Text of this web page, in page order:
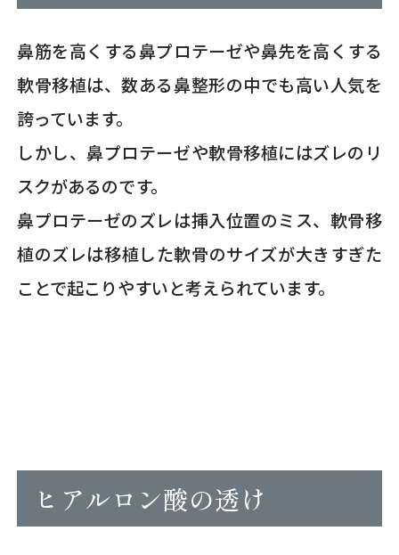
鼻筋を高くする鼻プロテーゼや鼻先を高くする
軟骨移植は、数ある鼻整形の中でも高い人気を
誇っています。
しかし、鼻プロテーゼや軟骨移植にはズレのリ
スクがあるのです。
鼻プロテーゼのズレは挿入位置のミス、軟骨移
植のズレは移植した軟骨のサイズが大きすぎた
ことで起こりやすいと考えられています。
ヒアルロン酸の透け